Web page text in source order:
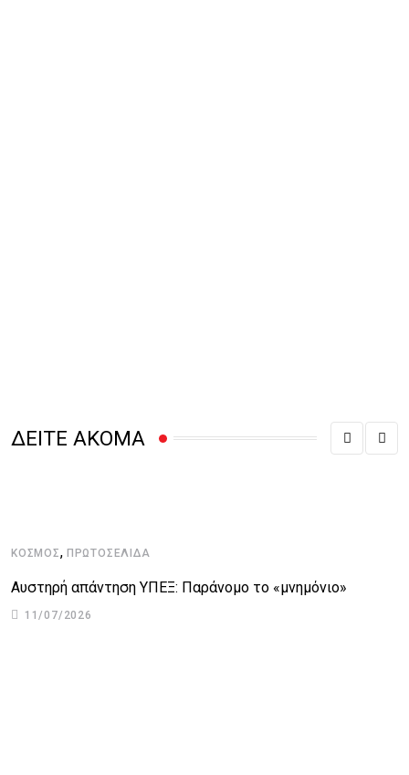
ΔΕΙΤΕ ΑΚΟΜΑ
ΚΌΣΜΟΣ, ΠΡΩΤΟΣΈΛΙΔΑ
Αυστηρή απάντηση ΥΠΕΞ: Παράνομο το «μνημόνιο»
11/07/2026